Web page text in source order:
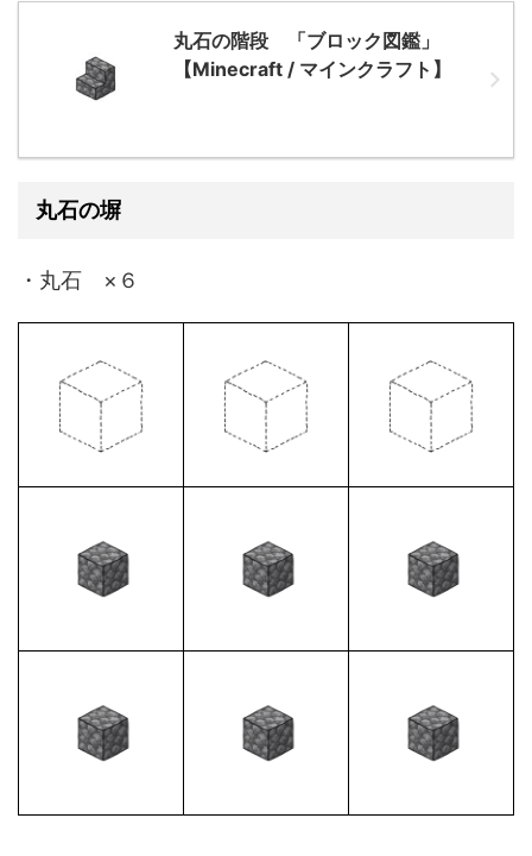
丸石の階段 「ブロック図鑑」
【Minecraft / マインクラフト】
丸石の塀
・丸石 ×６